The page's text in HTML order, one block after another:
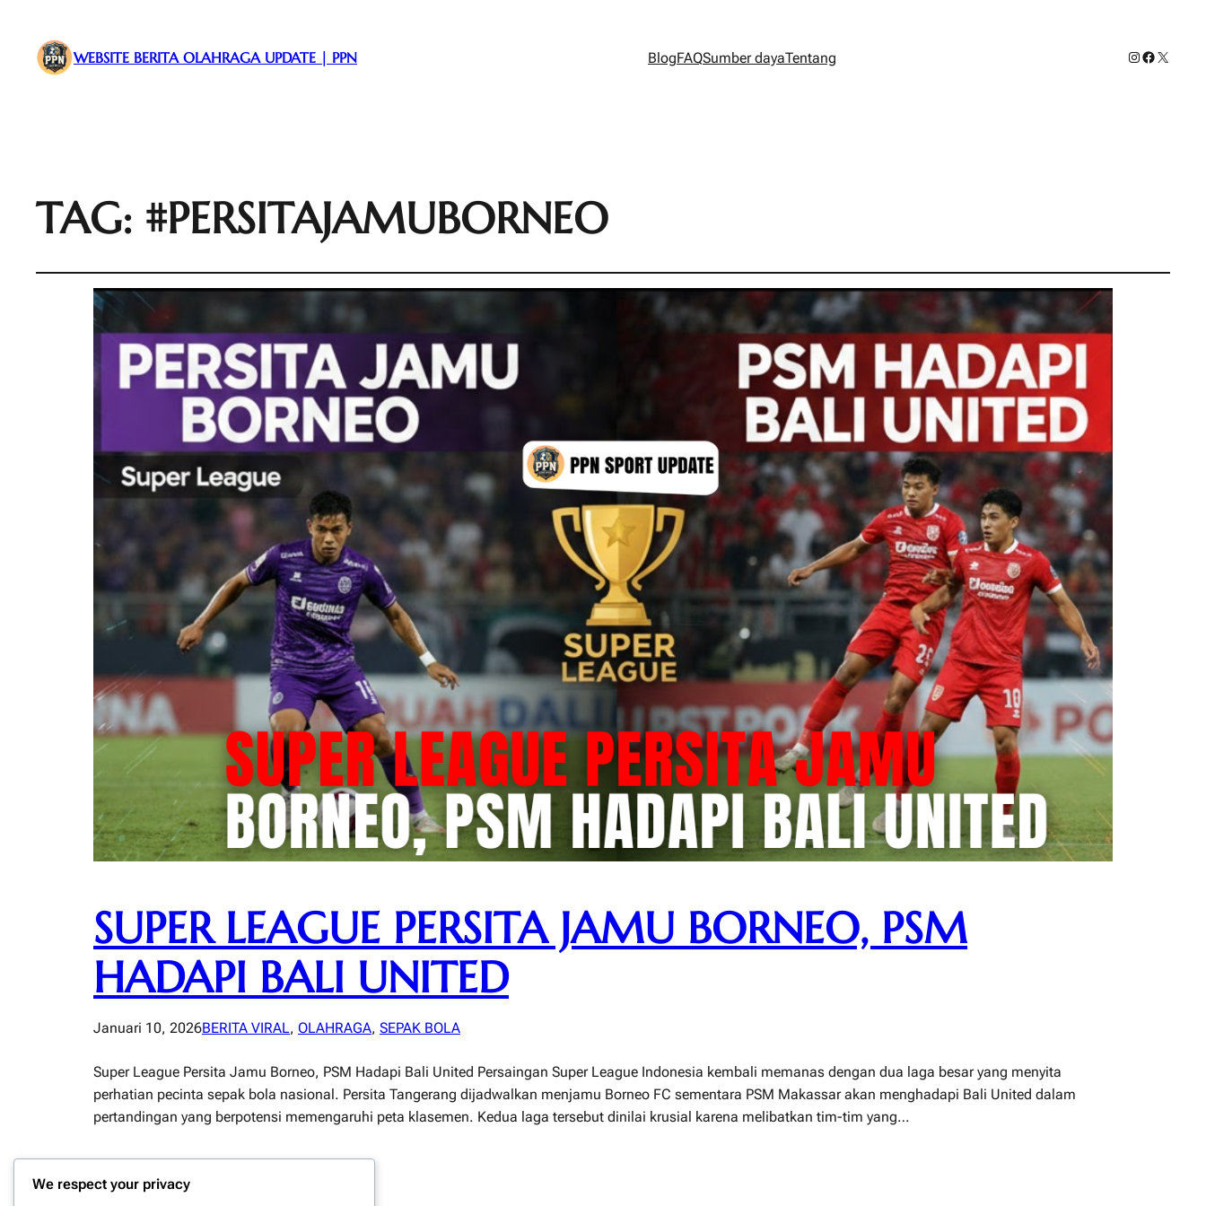
WEBSITE BERITA OLAHRAGA UPDATE | PPN BlogFAQSumber dayaTentang Instagram
Facebook
X
TAG: #PERSITAJAMUBORNEO
SUPER LEAGUE PERSITA JAMU BORNEO, PSM
HADAPI BALI UNITED
Januari 10, 2026BERITA VIRAL, OLAHRAGA, SEPAK BOLA
Super League Persita Jamu Borneo, PSM Hadapi Bali United Persaingan Super League Indonesia kembali memanas dengan dua laga besar yang menyita
perhatian pecinta sepak bola nasional. Persita Tangerang dijadwalkan menjamu Borneo FC sementara PSM Makassar akan menghadapi Bali United dalam
pertandingan yang berpotensi memengaruhi peta klasemen. Kedua laga tersebut dinilai krusial karena melibatkan tim-tim yang…
We respect your privacy